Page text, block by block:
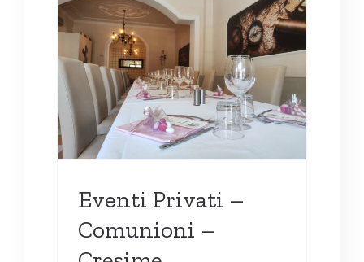
Eventi Privati –
Comunioni –